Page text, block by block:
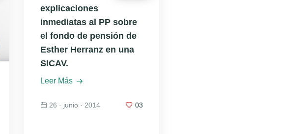
explicaciones
inmediatas al PP sobre
el fondo de pensión de
Esther Herranz en una
SICAV.
Leer Más
26 · junio · 2014 03